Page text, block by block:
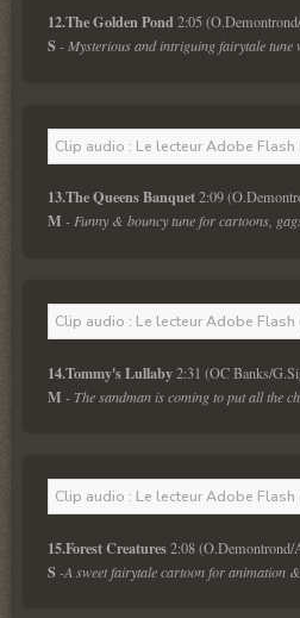
12.The Golden Pond
S - Mysterious and intriguing fairytale tune
Clip audio : Le lecteur Adobe
13.The Queens Banquet
M - Funny & bouncy tune for cartoons,
Clip audio : Le lecteur Adobe
14.Tommy's Lullaby
M - The sandman is coming to put all the
Clip audio : Le lecteur Adobe
15.Forest Creatures
S -A sweet fairytale cartoon for animation